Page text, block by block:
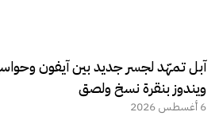
آبل تمهّد لجسر جديد بين آيفون
ويندوز بنقرة نسخ ولصق
6 أغسطس 2026